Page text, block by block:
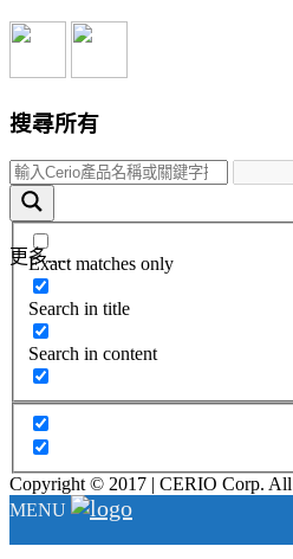
搜尋所有
更多.....
Exact matches only
Search in title
Search in content
Copyright © 2017 | CERIO Corp. All
MENU